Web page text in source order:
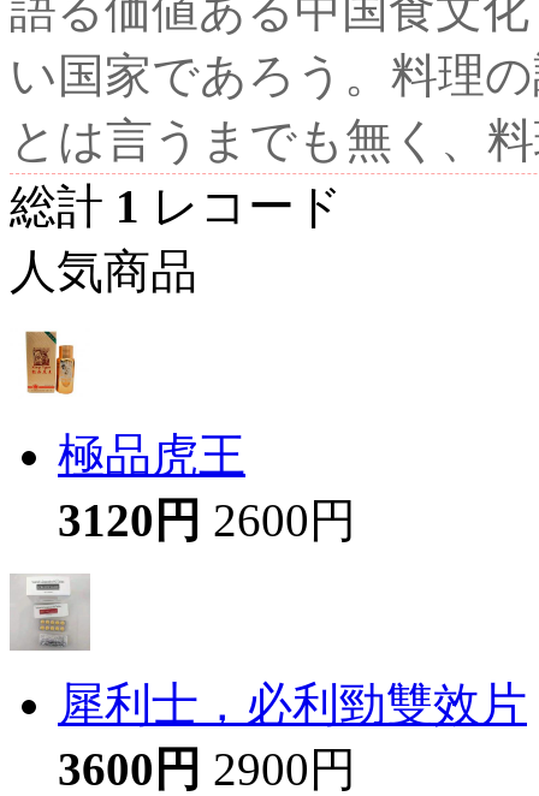
い国家であろう。料理
とは言うまでも無く、
総計 1 レコード
人気商品
極品虎王
3120円 2600円
犀利士，必利勁雙效片
3600円 2900円